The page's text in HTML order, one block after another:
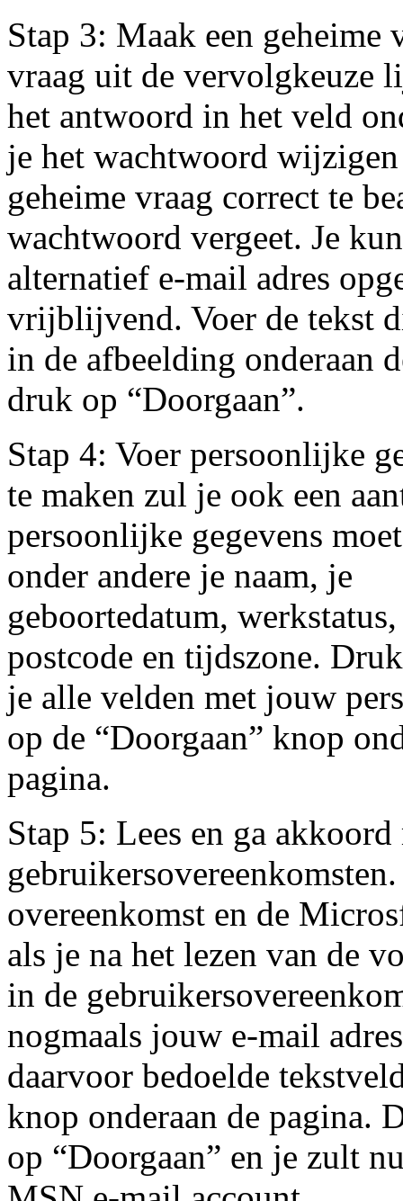
Stap 3: Maak een geheime
vraag uit de vervolgkeuze
het antwoord in het veld
je het wachtwoord
geheime vraag correct te
wachtwoord vergeet. Je
alternatief e-mail adres
vrijblijvend. Voer de tekst
in de afbeelding onderaan
druk op “Doorgaan”.
Stap 4: Voer persoonlijke
te maken zul je ook een
persoonlijke gegevens
onder andere je naam, je
geboortedatum,
postcode en tijdszone.
je alle velden met jouw
op de “Doorgaan” knop
pagina.
Stap 5: Lees en ga
overeenkomst en de
als je na het lezen van de
in de
nogmaals jouw e-mail
daarvoor bedoelde
knop onderaan de pagina.
op “Doorgaan” en je zult